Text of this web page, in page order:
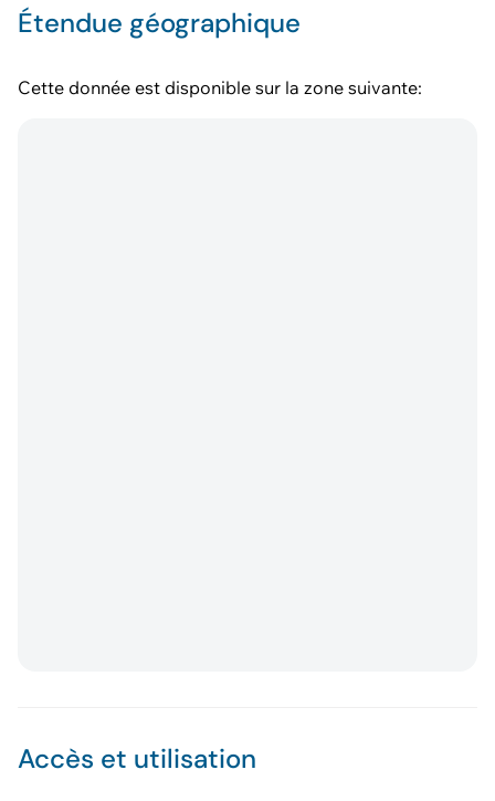
Étendue géographique
Cette donnée est disponible sur la zone suivante:
Accès et utilisation